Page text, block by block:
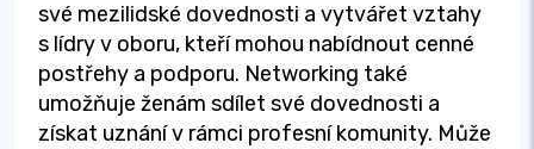
své mezilidské dovednosti a vytvářet vztahy
s lídry v oboru, kteří mohou nabídnout cenné
postřehy a podporu. Networking také
umožňuje ženám sdílet své dovednosti a
získat uznání v rámci profesní komunity. Může